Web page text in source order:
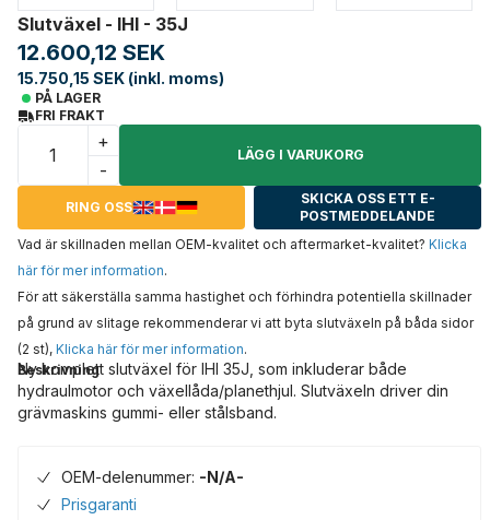
Slutväxel - IHI - 35J
12.600,12 SEK
15.750,15 SEK (inkl. moms)
PÅ LAGER
FRI FRAKT
+
-
LÄGG I VARUKORG
RING OSS
SKICKA OSS ETT E-
POSTMEDDELANDE
Vad är skillnaden mellan OEM-kvalitet och aftermarket-kvalitet? Klicka
här för mer information.
För att säkerställa samma hastighet och förhindra potentiella skillnader
på grund av slitage rekommenderar vi att byta slutväxeln på båda sidor
(2 st), Klicka här för mer information.
Beskrivning
Ny komplett slutväxel för IHI 35J, som inkluderar både
hydraulmotor och växellåda/planethjul. Slutväxeln driver din
grävmaskins gummi- eller stålsband.
OEM-delenummer: -N/A-
Prisgaranti